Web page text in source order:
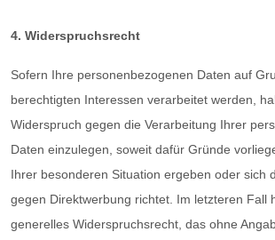
4. Widerspruchsrecht
Sofern Ihre personenbezogenen Daten auf
berechtigten Interessen verarbeitet werden,
Widerspruch gegen die Verarbeitung Ihrer
Daten einzulegen, soweit dafür Gründe
Ihrer besonderen Situation ergeben oder sich
gegen Direktwerbung richtet. Im letzteren Fall
generelles Widerspruchsrecht, das ohne